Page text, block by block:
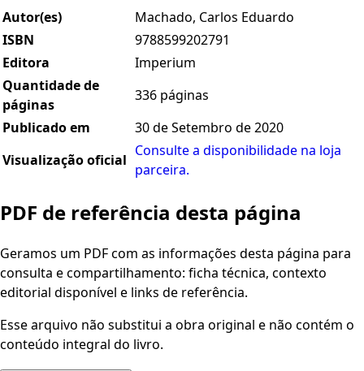
Autor(es)
Machado, Carlos Eduardo
ISBN
9788599202791
Editora
Imperium
Quantidade de
páginas
336 páginas
Publicado em
30 de Setembro de 2020
Visualização oficial
Consulte a disponibilidade na loja
parceira.
PDF de referência desta página
Geramos um PDF com as informações desta página para
consulta e compartilhamento: ficha técnica, contexto
editorial disponível e links de referência.
Esse arquivo não substitui a obra original e não contém o
conteúdo integral do livro.